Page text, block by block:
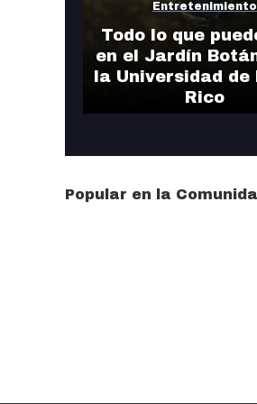
Entretenimiento
Todo lo que
en el Jardín
la Universidad de
Rico
Popular en la